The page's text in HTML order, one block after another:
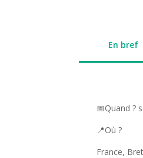
En bref
📅Quand ?
📍Où ?
France,